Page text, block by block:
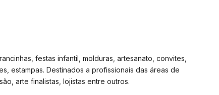
festas infantil, molduras, artesanato, convites,
estampas. Destinados a profissionais das áreas de
arte finalistas, lojistas entre outros.